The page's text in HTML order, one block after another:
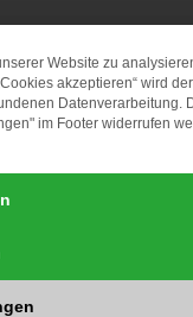
Website zu
akzeptieren“ wird der
Datenverarbeitung.
im Footer widerrufen